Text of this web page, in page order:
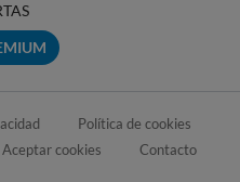
Política de cookies
Aceptar cookies Contacto